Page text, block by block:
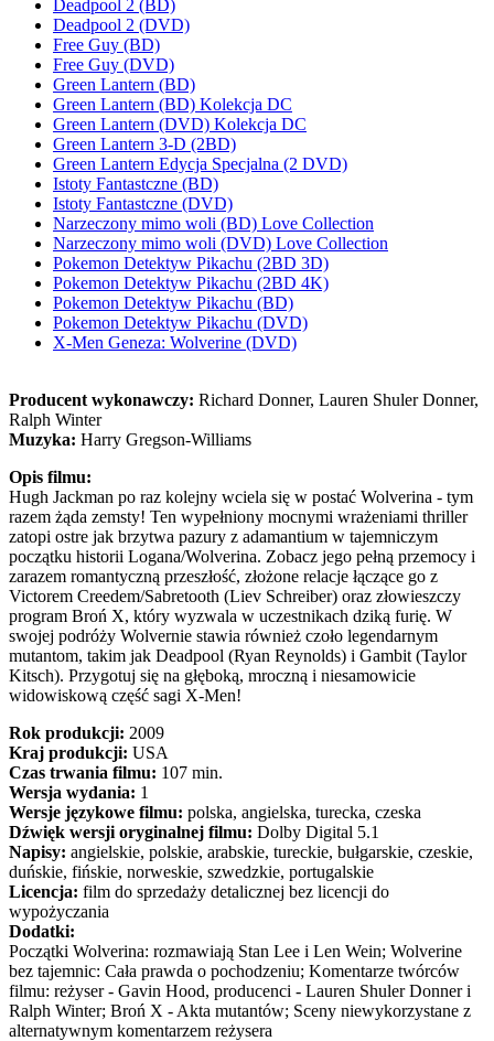
Deadpool 2 (BD)
Deadpool 2 (DVD)
Free Guy (BD)
Free Guy (DVD)
Green Lantern (BD)
Green Lantern (BD) Kolekcja DC
Green Lantern (DVD) Kolekcja DC
Green Lantern 3-D (2BD)
Green Lantern Edycja Specjalna (2 DVD)
Istoty Fantastczne (BD)
Istoty Fantastczne (DVD)
Narzeczony mimo woli (BD) Love Collection
Narzeczony mimo woli (DVD) Love Collection
Pokemon Detektyw Pikachu (2BD 3D)
Pokemon Detektyw Pikachu (2BD 4K)
Pokemon Detektyw Pikachu (BD)
Pokemon Detektyw Pikachu (DVD)
X-Men Geneza: Wolverine (DVD)
Producent wykonawczy: Richard Donner, Lauren Shuler Donner,
Ralph Winter
Muzyka: Harry Gregson-Williams
Opis filmu:
Hugh Jackman po raz kolejny wciela się w postać Wolverina - tym
razem żąda zemsty! Ten wypełniony mocnymi wrażeniami thriller
zatopi ostre jak brzytwa pazury z adamantium w tajemniczym
początku historii Logana/Wolverina. Zobacz jego pełną przemocy i
zarazem romantyczną przeszłość, złożone relacje łączące go z
Victorem Creedem/Sabretooth (Liev Schreiber) oraz złowieszczy
program Broń X, który wyzwala w uczestnikach dziką furię. W
swojej podróży Wolvernie stawia również czoło legendarnym
mutantom, takim jak Deadpool (Ryan Reynolds) i Gambit (Taylor
Kitsch). Przygotuj się na głęboką, mroczną i niesamowicie
widowiskową część sagi X-Men!
Rok produkcji: 2009
Kraj produkcji: USA
Czas trwania filmu: 107 min.
Wersja wydania: 1
Wersje językowe filmu: polska, angielska, turecka, czeska
Dźwięk wersji oryginalnej filmu: Dolby Digital 5.1
Napisy: angielskie, polskie, arabskie, tureckie, bułgarskie, czeskie,
duńskie, fińskie, norweskie, szwedzkie, portugalskie
Licencja: film do sprzedaży detalicznej bez licencji do
wypożyczania
Dodatki:
Początki Wolverina: rozmawiają Stan Lee i Len Wein; Wolverine
bez tajemnic: Cała prawda o pochodzeniu; Komentarze twórców
filmu: reżyser - Gavin Hood, producenci - Lauren Shuler Donner i
Ralph Winter; Broń X - Akta mutantów; Sceny niewykorzystane z
alternatywnym komentarzem reżysera